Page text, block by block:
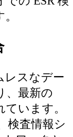
レスなデー
、最新の
います。
検査情報シ